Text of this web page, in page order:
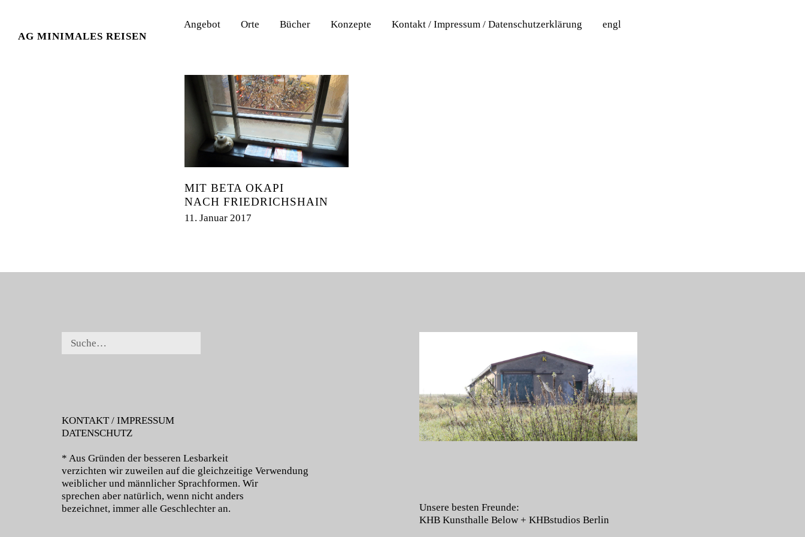
AG MINIMALES REISEN
Angebot Orte Bücher Konzepte Kontakt / Impressum / Datenschutzerklärung engl
MIT BETA OKAPI
NACH FRIEDRICHSHAIN
11. Januar 2017
KONTAKT / IMPRESSUM
DATENSCHUTZ
* Aus Gründen der besseren Lesbarkeit
verzichten wir zuweilen auf die gleichzeitige Verwendung
weiblicher und männlicher Sprachformen. Wir
sprechen aber natürlich, wenn nicht anders
bezeichnet, immer alle Geschlechter an.
Unsere besten Freunde:
KHB Kunsthalle Below +KHBstudios Berlin